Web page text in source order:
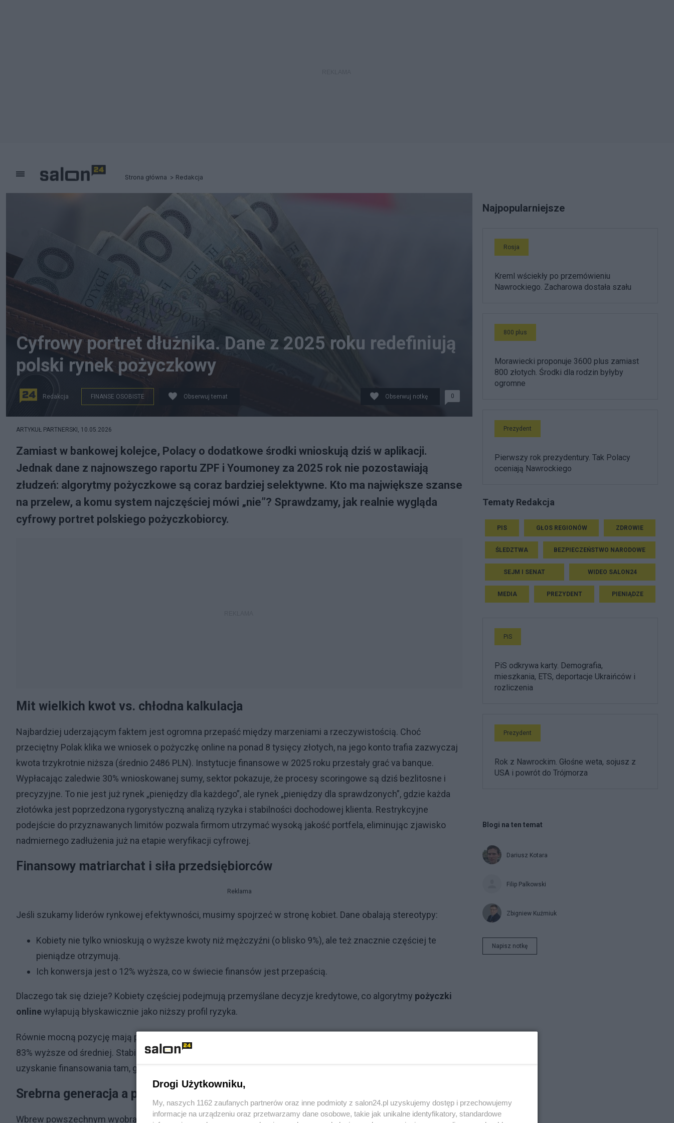
Strona główna Redakcja
Cyfrowy portret dłużnika. Dane z 2025 roku redefiniują
polski rynek pożyczkowy
Redakcja FINANSE OSOBISTE Obserwuj temat Obserwuj notkę 0
ARTYKUŁ PARTNERSKI, 10.05.2026
Zamiast w bankowej kolejce, Polacy o dodatkowe środki wnioskują dziś w aplikacji.
Jednak dane z najnowszego raportu ZPF i Youmoney za 2025 rok nie pozostawiają
złudzeń: algorytmy pożyczkowe są coraz bardziej selektywne. Kto ma największe szanse
na przelew, a komu system najczęściej mówi „nie”? Sprawdzamy, jak realnie wygląda
cyfrowy portret polskiego pożyczkobiorcy.
Mit wielkich kwot vs. chłodna kalkulacja
Najbardziej uderzającym faktem jest ogromna przepaść między marzeniami a rzeczywistością. Choć
przeciętny Polak klika we wniosek o pożyczkę online na ponad 8 tysięcy złotych, na jego konto trafia zazwyczaj
kwota trzykrotnie niższa (średnio 2486 PLN). Instytucje finansowe w 2025 roku przestały grać va banque.
Wypłacając zaledwie 30% wnioskowanej sumy, sektor pokazuje, że procesy scoringowe są dziś bezlitosne i
precyzyjne. To nie jest już rynek „pieniędzy dla każdego”, ale rynek „pieniędzy dla sprawdzonych”, gdzie każda
złotówka jest poprzedzona rygorystyczną analizą ryzyka i stabilności dochodowej klienta. Restrykcyjne
podejście do przyznawanych limitów pozwala firmom utrzymać wysoką jakość portfela, eliminując zjawisko
nadmiernego zadłużenia już na etapie weryfikacji cyfrowej.
Finansowy matriarchat i siła przedsiębiorców
Reklama
Jeśli szukamy liderów rynkowej efektywności, musimy spojrzeć w stronę kobiet. Dane obalają stereotypy:
Kobiety nie tylko wnioskują o wyższe kwoty niż mężczyźni (o blisko 9%), ale też znacznie częściej te
pieniądze otrzymują.
Ich konwersja jest o 12% wyższa, co w świecie finansów jest przepaścią.
Dlaczego tak się dzieje? Kobiety częściej podejmują przemyślane decyzje kredytowe, co algorytmy pożyczki
onlinewyłapują błyskawicznie jako niższy profil ryzyka.
Równie mocną pozycję mają przedsiębiorcy (B2B). To segment „high-end” – ich wnioski opiewają na kwoty o
83% wyższe od średniej. Stabilność biznesowa w 2025 roku stała się najmocniejszą walutą, pozwalającą na
uzyskanie finansowania tam, gdzie inni widzą „czerwone światło”.
Srebrna generacja a poóżyczki online
Wbrew powszechnym wyobrażeniom o tym, że to najmłodsze pokolenia „Zetki” czy obeznani z technologią
Najpopularniejsze
Rosja
Kreml wściekły po przemówieniu
Nawrockiego. Zacharowa dostała szału
800 plus
Morawiecki proponuje 3600 plus zamiast
800 złotych. Środki dla rodzin byłyby
ogromne
Prezydent
Pierwszy rok prezydentury. Tak Polacy
oceniają Nawrockiego
Tematy Redakcja
PIS GŁOS REGIONÓW ZDROWIE
ŚLEDZTWA BEZPIECZEŃSTWO NARODOWE
SEJM I SENAT WIDEO SALON24
MEDIA PREZYDENT PIENIĄDZE
PiS
PiS odkrywa karty. Demografia,
mieszkania, ETS, deportacje Ukraińców i
rozliczenia
Prezydent
Rok z Nawrockim. Głośne weta, sojusz z
USA i powrót do Trójmorza
Blogi na ten temat
Dariusz Kotara
Filip Palkowski
Zbigniew Kuźmiuk
Napisz notkę
Drogi Użytkowniku,
My, naszych 1162 zaufanych partnerów oraz inne podmioty z salon24.pl uzyskujemy dostęp i przechowujemy
informacje na urządzeniu oraz przetwarzamy dane osobowe, takie jak unikalne identyfikatory, standardowe